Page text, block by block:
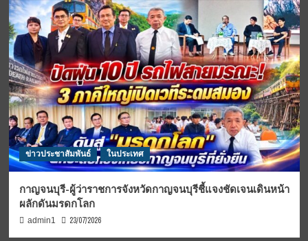
ข่าวประชาสัมพันธ์ ในประเทศ
กาญจนบุรี-ผู้ว่าราชการจังหวัดกาญจนบุรีชี้แจงชัดเจนเดินหน้า
ผลักดันมรดกโลก
admin1 23/07/2026